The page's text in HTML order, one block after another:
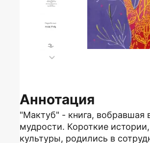
Аннотация
"Мактуб" - книга,
мудрости. Короткие
культуры, родились в